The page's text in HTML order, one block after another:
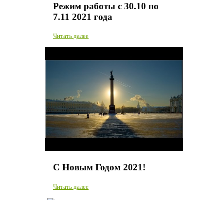
Режим работы с 30.10 по
7.11 2021 года
Читать далее
С Новым Годом 2021!
Читать далее